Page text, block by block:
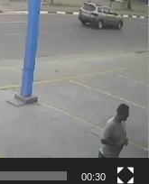
00:30